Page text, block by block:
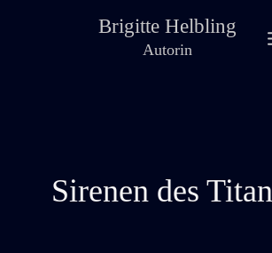
Brigitte Helbling
Autorin
Sirenen des Titan